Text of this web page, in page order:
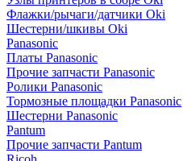
Флажки/рычаги/датчики Oki
Шестерни/шкивы Oki
Panasonic
Платы Panasonic
Прочие запчасти Panasonic
Ролики Panasonic
Тормозные площадки Panasonic
Шестерни Panasonic
Pantum
Прочие запчасти Pantum